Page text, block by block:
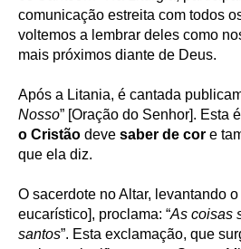
comunicação estreita com todos
voltemos a lembrar deles como
mais próximos diante de Deus.
Após a Litania, é cantada
Nosso” [Oração do Senhor]. Esta
o Cristão deve saber de cor e
que ela diz.
O sacerdote no Altar, levantando
eucarístico], proclama: “As coisas
santos”. Esta exclamação, que